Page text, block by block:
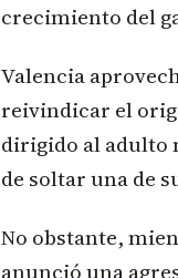
crecimiento del
Valencia
reivindicar el
dirigido al adulto
de soltar una de
No obstante,
anunció una